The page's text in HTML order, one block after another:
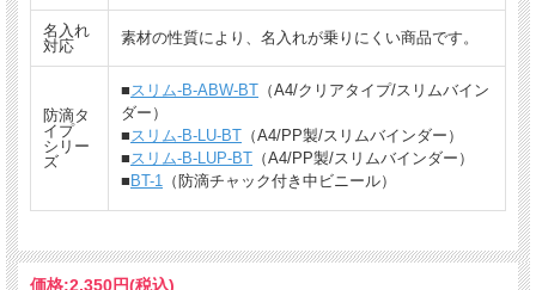
名入れ
対応
素材の性質により、名入れが乗りにくい商品です。
防滴タ
イプ
シリー
ズ
■ スリム-B-ABW-BT （A4/クリアタイプ/スリムバイン
ダー）
■ スリム-B-LU-BT （A4/PP製/スリムバインダー）
■ スリム-B-LUP-BT （A4/PP製/スリムバインダー）
■ BT-1 （防滴チャック付き中ビニール）
価格:2,350円(税込)